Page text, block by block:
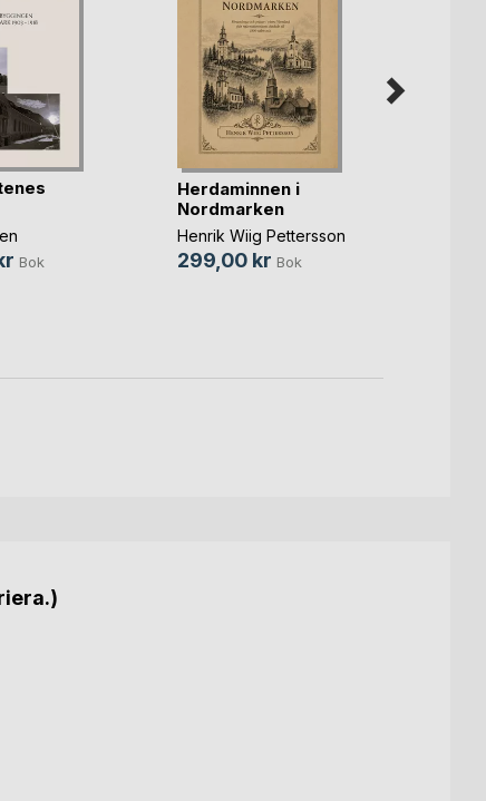
Bok
Herdaminnen i
Nordmarken
Henrik Wiig Pettersson
299,00 kr Bok